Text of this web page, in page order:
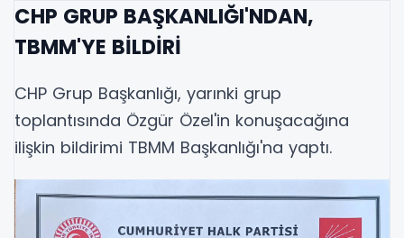
CHP GRUP BAŞKANLIĞI'NDAN,
TBMM'YE BİLDİRİ
CHP Grup Başkanlığı, yarınki grup
toplantısında Özgür Özel'in konuşacağına
ilişkin bildirimi TBMM Başkanlığı'na yaptı.